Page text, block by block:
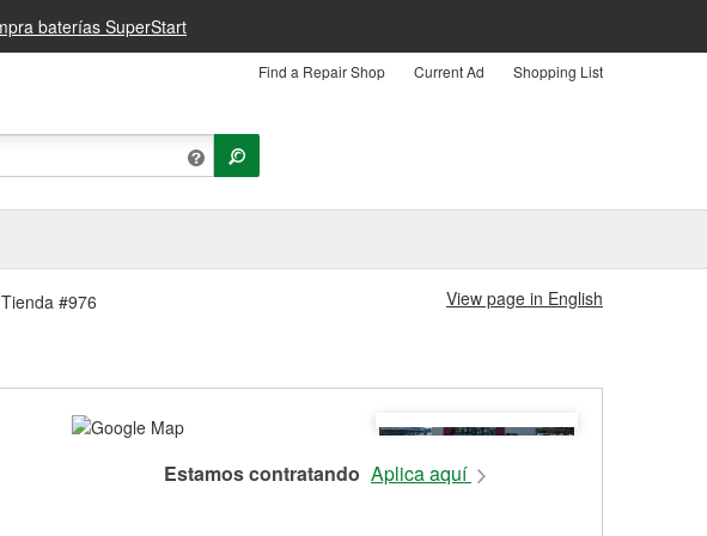
baterías SuperStart
Find a Repair Shop Current Ad Shopping List
#976 View page in English
Estamos contratando Aplica aquí